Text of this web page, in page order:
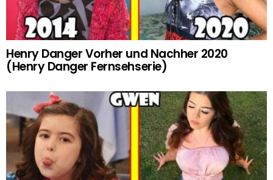
Henry Danger Vorher und Nachher 2020
(Henry Danger Fernsehserie)